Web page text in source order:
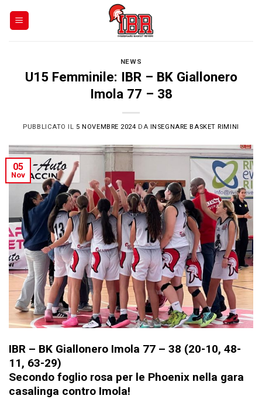
NEWS
U15 Femminile: IBR – BK Giallonero
Imola 77 – 38
PUBBLICATO IL 5 NOVEMBRE 2024 DA INSEGNARE BASKET RIMINI
05
Nov
IBR – BK Giallonero Imola 77 – 38 (20-10, 48-
11, 63-29)
Secondo foglio rosa per le Phoenix nella gara
casalinga contro Imola!